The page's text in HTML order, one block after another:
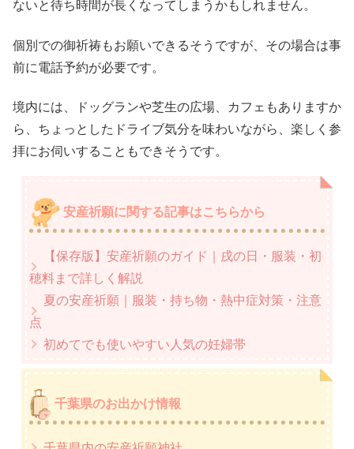
ないと待ち時間が長くなってしまうかもしれません。
個別での御祈祷もお願いできるそうですが、その場合は事
前に電話予約が必要です。
境内には、ドッグランや芝生の広場、カフェもありますか
ら、ちょっとしたドライブ気分を味わいながら、楽しく参
拝にお伺いすることもできそうです。
安産祈願に関する記事はこちらから
【保存版】安産祈願のガイド｜戌の日・服装・初
穂料まで詳しく解説
夏の安産祈願｜服装・持ち物・熱中症対策・注意
点
初めてでも使いやすい人気の妊婦帯
千葉県のお出かけ情報